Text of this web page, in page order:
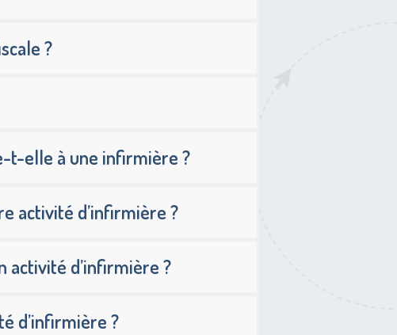
?
t-elle à une infirmière ?
activité d’infirmière ?
activité d’infirmière ?
d’infirmière ?